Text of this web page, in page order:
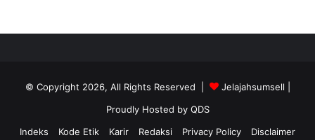
© Copyright 2026, All Rights Reserved | Jelajahsumsell
Proudly Hosted by QDS
Indeks
Kode Etik Karir Redaksi Privacy Policy
Disclaimer